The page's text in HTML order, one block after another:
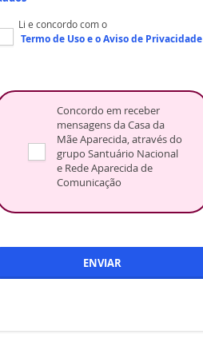
Li e concordo com o
Termo de Usoe oAviso de Privacidade
Concordo em receber
mensagens da Casa da
Mãe Aparecida, através do
grupo Santuário Nacional
e Rede Aparecida de
Comunicação
ENVIAR